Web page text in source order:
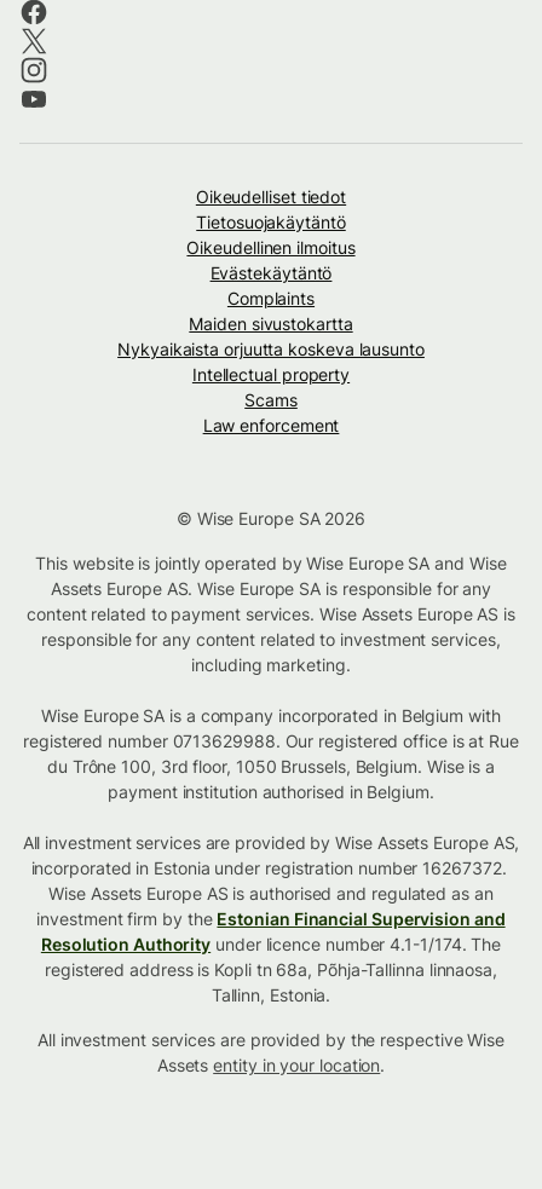
Oikeudelliset tiedot
Tietosuojakäytäntö
Oikeudellinen ilmoitus
Evästekäytäntö
Complaints
Maiden sivustokartta
Nykyaikaista orjuutta koskeva lausunto
Intellectual property
Scams
Law enforcement
© Wise Europe SA 2026
This website is jointly operated by Wise Europe SA and Wise
Assets Europe AS. Wise Europe SA is responsible for any
content related to payment services. Wise Assets Europe AS is
responsible for any content related to investment services,
including marketing.
Wise Europe SA is a company incorporated in Belgium with
registered number 0713629988. Our registered office is at Rue
du Trône 100, 3rd floor, 1050 Brussels, Belgium. Wise is a
payment institution authorised in Belgium.
All investment services are provided by Wise Assets Europe AS,
incorporated in Estonia under registration number 16267372.
Wise Assets Europe AS is authorised and regulated as an
investment firm by the Estonian Financial Supervision and
Resolution Authority under licence number 4.1-1/174. The
registered address is Kopli tn 68a, Põhja-Tallinna linnaosa,
Tallinn, Estonia.
All investment services are provided by the respective Wise
Assetsentity in your location.